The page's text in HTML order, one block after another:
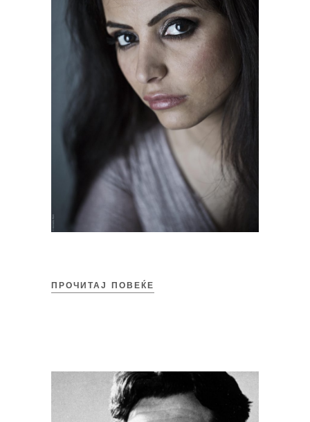
ПРОЧИТАЈ ПОВЕЌЕ